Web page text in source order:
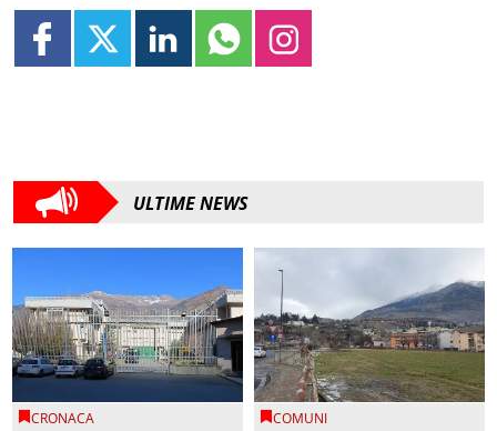
ULTIME NEWS
CRONACA COMUNI